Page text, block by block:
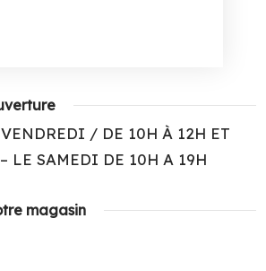
/ DE 10H À 12H ET
LE SAMEDI DE 10H A 19H
magasin